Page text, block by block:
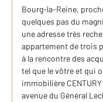
Bourg-la-Reine,
quelques pas du
une adresse très
appartement de trois
à la rencontre des
tel que le vôtre et qui
immobilière
avenue du Général